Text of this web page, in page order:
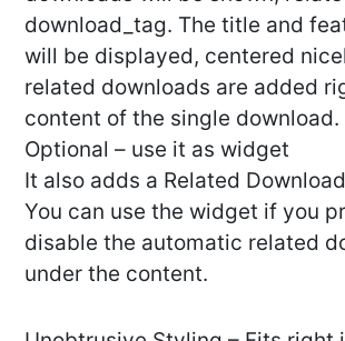
download_tag. The title and
will be displayed, centered
related downloads are added
content of the single download.
Optional – use it as widget
It also adds a Related
You can use the widget if you
disable the automatic related
under the content.